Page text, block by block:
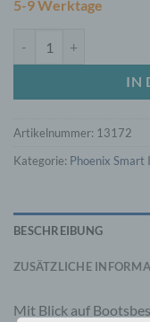
5-9 Werktage
IN
Artikelnummer: 13172
Kategorie: Phoenix Smart
BESCHREIBUNG
ZUSÄTZLICHE
Mit Blick auf